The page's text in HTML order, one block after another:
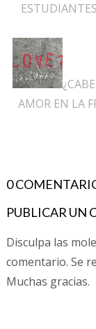
AMOR EN LA
0
PUBLICAR UN
Disculpa las
comentario. Se
Muchas gracias.